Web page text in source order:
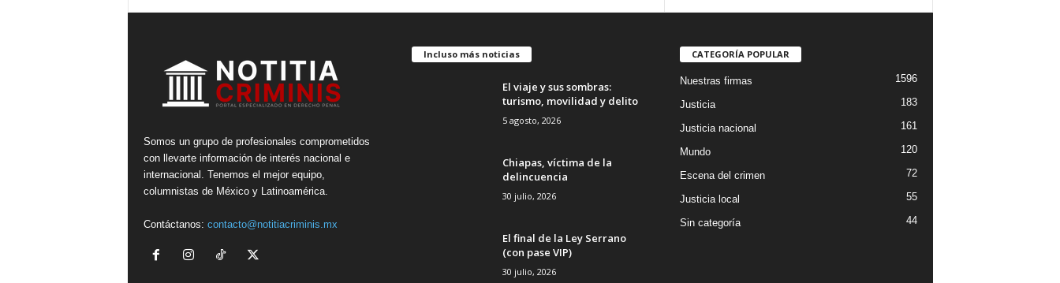
Somos un grupo de profesionales comprometidos
con llevarte información de interés nacional e
internacional. Tenemos el mejor equipo,
columnistas de México y Latinoamérica.
Contáctanos: contacto@notitiacriminis.mx
Incluso más noticias
El viaje y sus sombras:
turismo, movilidad y delito
5 agosto, 2026
Chiapas, víctima de la
delincuencia
30 julio, 2026
El final de la Ley Serrano
(con pase VIP)
30 julio, 2026
CATEGORÍA POPULAR
Nuestras firmas 1596
Justicia 183
Justicia nacional 161
Mundo 120
Escena del crimen 72
Justicia local 55
Sin categoría 44